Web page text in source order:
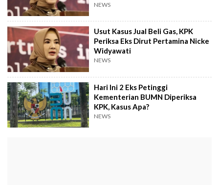
NEWS
Usut Kasus Jual Beli Gas, KPK
Periksa Eks Dirut Pertamina Nicke
Widyawati
NEWS
Hari Ini 2 Eks Petinggi
Kementerian BUMN Diperiksa
KPK, Kasus Apa?
NEWS